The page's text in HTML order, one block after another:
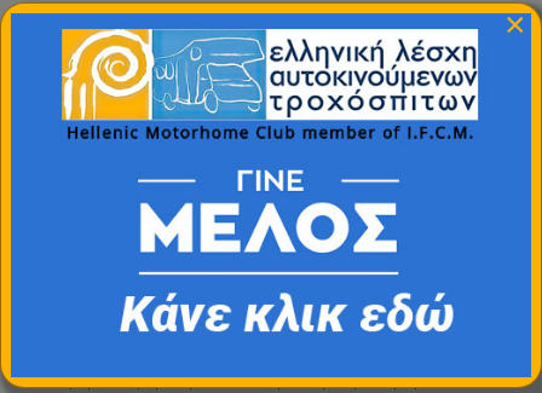
Ναυάγιο, θά ειδοποιήσουμε ταξί καί θά μετακινούνται
τέσσερα άτομα. 2,5 ευρώ τό άτομο καί άλλα 2,5 ευρώ η
επιστροφή.
Όταν θά βρεθούμε εκεί, θά σάς ζητήσω νά δηλώσετε
συμμετοχή, για τό ταξί, γιατί θά έρθει από το Πολύκαστρο.
________________
Κυριακή)
Θά έχουμε τό ομαδικό τραπέζι μας, θά υποδεχθούμε τον
απονεμηθεί τιμητική πλακέτα, για τήν προσφορά τους
×